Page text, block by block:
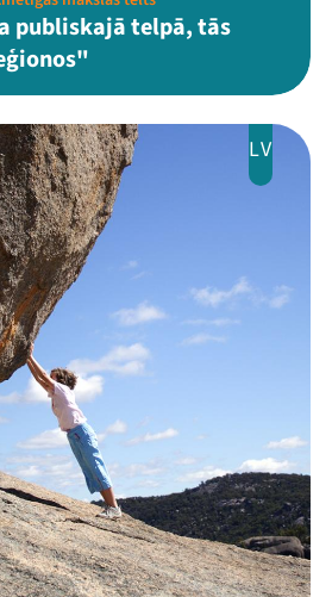
publiskajā telpā, tās
LV